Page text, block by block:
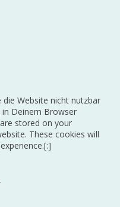
Website nicht nutzbar
in Deinem Browser
stored on your
These cookies will